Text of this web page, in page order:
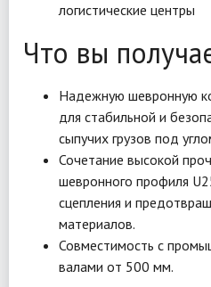
логистические центры
Что вы
Надежную шевронную
для стабильной и
сыпучих грузов под
Сочетание высокой
шевронного профиля
сцепления и
материалов.
Совместимость с
валами от 500 мм.